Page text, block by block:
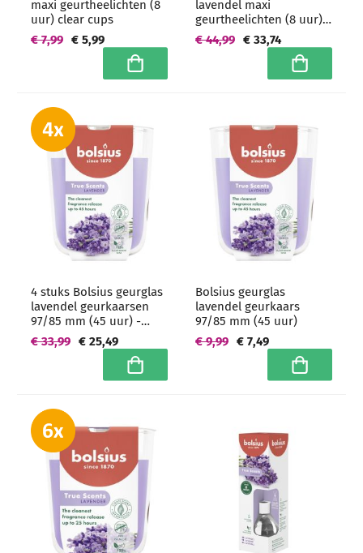
maxi geurtheelichten (8
uur) clear cups
€ 5,99
€ 7,99
In winkelwagen
lavendel maxi
geurtheelichten (8 uur)
clear cups -
grootverpakking
€ 33,74
€ 44,99
In
4 stuks Bolsius geurglas
lavendel geurkaarsen
97/85 mm (45 uur) -
grootverpakking
€ 25,49
€ 33,99
In winkelwagen
Bolsius geurglas
lavendel geurkaars
97/85 mm (45 uur)
€ 7,49
€ 9,99
In